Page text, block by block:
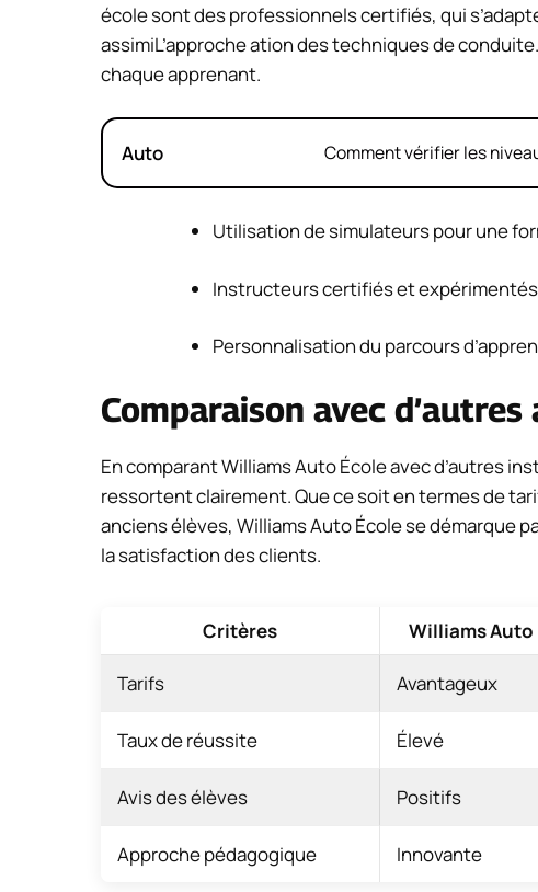
école sont des professionnels certifiés, qui
assimiL’approche ation des techniques de
chaque apprenant.
Auto Comment vérifier les
Utilisation de simulateurs pour une
Instructeurs certifiés et expérimentés
Personnalisation du parcours
Comparaison avec
En comparant Williams Auto École avec d’autres
ressortent clairement. Que ce soit en termes de
anciens élèves, Williams Auto École se démarque
la satisfaction des clients.
Critères Williams Auto
Tarifs Avantageux
Taux de réussite Élevé
Avis des élèves Positifs
Approche pédagogique Innovante